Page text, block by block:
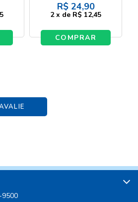
R$ 24,90
2 x de R$ 12,45
COMPRAR
9500